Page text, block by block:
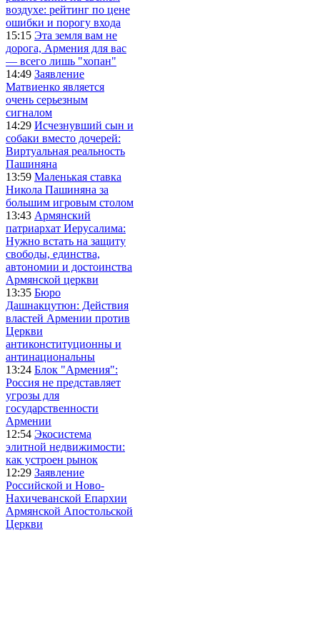
воздухе: рейтинг по цене
ошибки и порогу входа
15:15 Эта земля вам не
дорога, Армения для вас
— всего лишь "хопан"
14:49 Заявление
Матвиенко является
очень серьезным
сигналом
14:29 Исчезнувший сын и
собаки вместо дочерей:
Виртуальная реальность
Пашиняна
13:59 Маленькая ставка
Никола Пашиняна за
большим игровым столом
13:43 Армянский
патриархат Иерусалима:
Нужно встать на защиту
свободы, единства,
автономии и достоинства
Армянской церкви
13:35 Бюро
Дашнакцутюн: Действия
властей Армении против
Церкви
антиконституционны и
антинациональны
13:24 Блок "Армения":
Россия не представляет
угрозы для
государственности
Армении
12:54 Экосистема
элитной недвижимости:
как устроен рынок
12:29 Заявление
Российской и Ново-
Нахичеванской Епархии
Армянской Апостольской
Церкви